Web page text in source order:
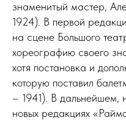
знаменитый мастер,
1924). В первой
на сцене Большого
хореографию своего
хотя постановка и
которую поставил
– 1941). В дальнейшем,
новых редакциях